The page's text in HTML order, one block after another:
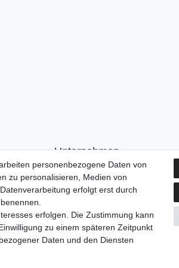
Unternehmen
Kontakt
AGB
Datenschutzerklärung
personenbezogene Daten von
zu personalisieren, Medien von
erfolgt erst durch
erfolgen. Die Zustimmung kann
zu einem späteren Zeitpunkt
Daten und den Diensten